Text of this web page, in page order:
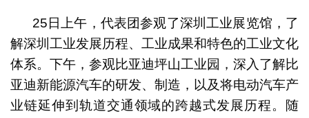
25日上午，代表团参观了深圳工业展览馆，了
解深圳工业发展历程、工业成果和特色的工业文化
体系。下午，参观比亚迪坪山工业园，深入了解比
亚迪新能源汽车的研发、制造，以及将电动汽车产
业链延伸到轨道交通领域的跨越式发展历程。随